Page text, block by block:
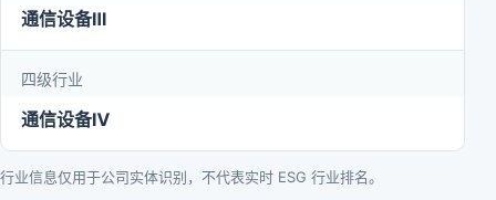
通信设备Ⅲ
四级行业
通信设备Ⅳ
行业信息仅用于公司实体识别，不代表实时 ESG 行业排名。